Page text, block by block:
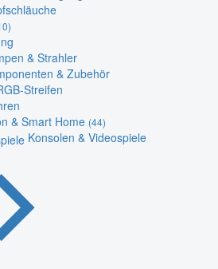
& Strahler
& Zubehör
Streifen
& Smart Home (44)
Konsolen & Videospiele